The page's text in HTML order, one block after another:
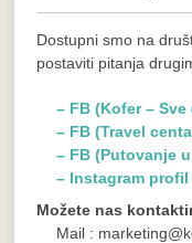
Dostupni smo na
postaviti pitanja
– FB (Kofer –
– FB (Travel
– FB (Putovanje
– Instagram profil
Možete nas
Mail :